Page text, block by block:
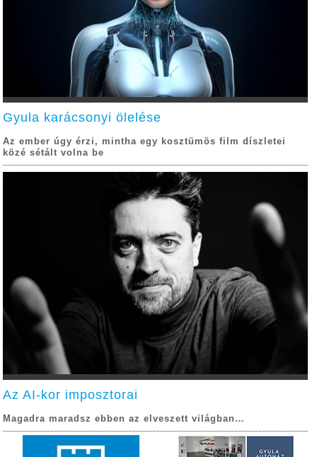
Gyula karácsonyi ölelése
Az ember úgy érzi, mintha egy kosztümös film díszletei
közé sétált volna be
Az AI-kor imposztorai
Magadra maradsz ebben az elveszett világban…